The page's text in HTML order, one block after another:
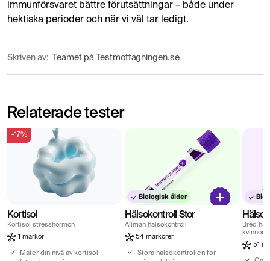
immunförsvaret bättre förutsättningar – både under
hektiska perioder och när vi väl tar ledigt​.
Skriven av: Teamet på Testmottagningen.se
Relaterade tester
-17%
Kortisol
Kortisol stresshormon
1 markör
Mäter din nivå av kortisol
Biologisk ålder
Hälsokontroll Stor
Allmän hälsokontroll
54 markörer
Stora hälsokontrollen för
Bred
kvinnor
51